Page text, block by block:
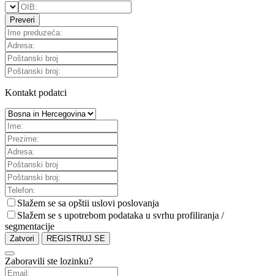
Preveri
Kontakt podatci
Slažem se sa opštii uslovi poslovanja
Slažem se s upotrebom podataka u svrhu profiliranja /
segmentacije
Zatvori REGISTRUJ SE
Zaboravili ste lozinku?